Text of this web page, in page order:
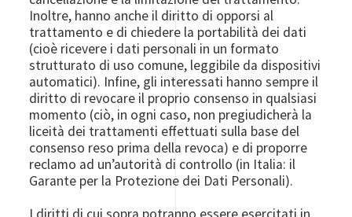
Inoltre, hanno anche il diritto di opporsi al
trattamento e di chiedere la portabilità dei dati
(cioè ricevere i dati personali in un formato
strutturato di uso comune, leggibile da dispositivi
automatici). Infine, gli interessati hanno sempre il
diritto di revocare il proprio consenso in qualsiasi
momento (ciò, in ogni caso, non pregiudicherà la
liceità dei trattamenti effettuati sulla base del
consenso reso prima della revoca) e di proporre
reclamo ad un’autorità di controllo (in Italia: il
Garante per la Protezione dei Dati Personali).